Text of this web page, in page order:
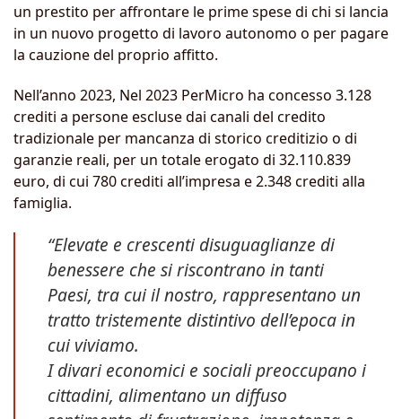
un prestito per affrontare le prime spese di chi si lancia
in un nuovo progetto di lavoro autonomo o per pagare
la cauzione del proprio affitto.
Nell’anno 2023, Nel 2023 PerMicro ha concesso 3.128
crediti a persone escluse dai canali del credito
tradizionale per mancanza di storico creditizio o di
garanzie reali, per un totale erogato di 32.110.839
euro, di cui 780 crediti all’impresa e 2.348 crediti alla
famiglia.
“Elevate e crescenti disuguaglianze di
benessere che si riscontrano in tanti
Paesi, tra cui il nostro, rappresentano un
tratto tristemente distintivo dell’epoca in
cui viviamo.
I divari economici e sociali preoccupano i
cittadini, alimentano un diffuso